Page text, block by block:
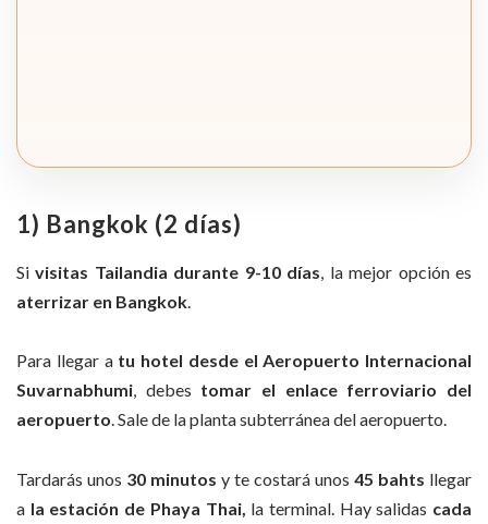
1) Bangkok (2 días)
Sivisitas Tailandia durante 9-10 días, la mejor opción es
aterrizar en Bangkok.
Para llegar a tu hotel desde el Aeropuerto Internacional
Suvarnabhumi, debes tomar el enlace ferroviario del
aeropuerto. Sale de la planta subterránea del aeropuerto.
Tardarás unos 30 minutos y te costará unos 45 bahts llegar
a la estación de Phaya Thai, la terminal. Hay salidas cada